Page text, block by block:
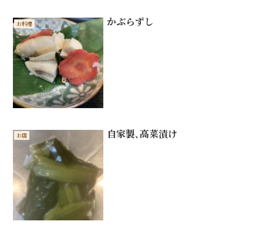
お料理 かぶらずし
お店 自家製､高菜漬け